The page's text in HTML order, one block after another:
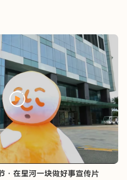
·在星河一块做好事宣传片